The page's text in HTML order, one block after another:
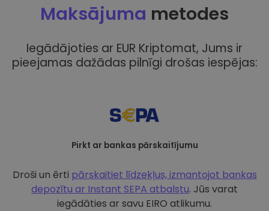
Maksājuma metodes
Iegādājoties ar EUR Kriptomat, Jums ir
pieejamas dažādas pilnīgi drošas iespējas:
Pirkt ar bankas pārskaitījumu
Droši un ērti pārskaitiet līdzekļus, izmantojot bankas
depozītu ar Instant SEPA atbalstu. Jūs varat
iegādāties ar savu EIRO atlikumu.